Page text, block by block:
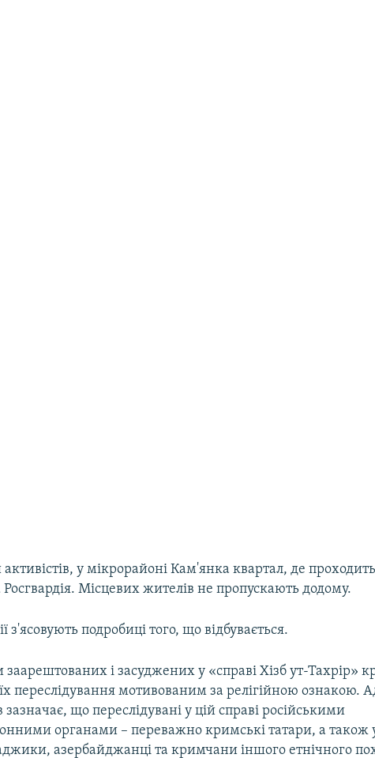
у мікрорайоні Кам'янка квартал, де
Місцевих жителів не пропускають додому.
з'ясовують подробиці того, що відбувається.
і засуджених у «справі Хізб ут-Тахрір»
переслідування мотивованим за релігійною ознакою.
зазначає, що переслідувані у цій справі російськими
органами – переважно кримські татари, а також
азербайджанці та кримчани іншого етнічного